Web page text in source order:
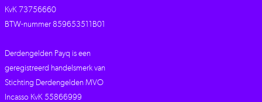
KvK 73756660
BTW-nummer 859653511B01
Derdengelden Payq is een
geregistreerd handelsmerk van
Stichting Derdengelden MVO
Incasso KvK 55866999